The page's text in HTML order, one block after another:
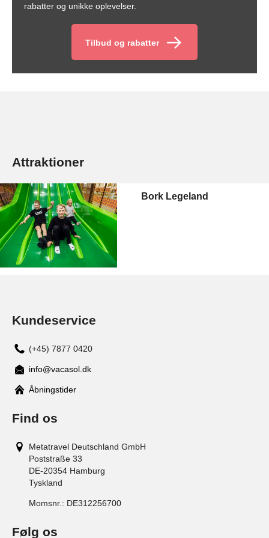
rabatter og unikke oplevelser.
Tilbud og rabatter
Attraktioner
Bork Legeland
Kundeservice
(+45) 7877 0420
info@vacasol.dk
Åbningstider
Find os
Metatravel Deutschland GmbH
Poststraße 33
DE-20354 Hamburg
Tyskland
Momsnr.: DE312256700
Følg os